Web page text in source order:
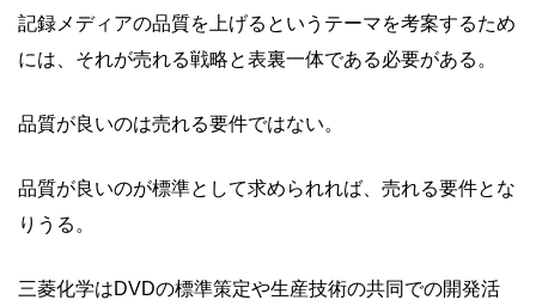
記録メディアの品質を上げるというテーマを考案するため
には、それが売れる戦略と表裏一体である必要がある。
品質が良いのは売れる要件ではない。
品質が良いのが標準として求められれば、売れる要件とな
りうる。
三菱化学はDVDの標準策定や生産技術の共同での開発活